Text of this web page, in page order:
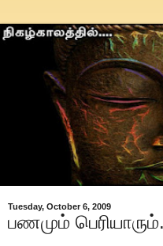
Tuesday, October 6, 2009
பணமும்